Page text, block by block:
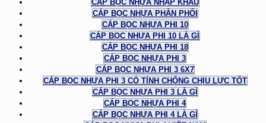
CÁP BỌC NHỰA NHẬP KHẨU
CÁP BỌC NHỰA PHÂN PHỐI
CÁP BỌC NHỰA PHI 10
CÁP BỌC NHỰA PHI 10 LÀ GÌ
CÁP BỌC NHỰA PHI 18
CÁP BỌC NHỰA PHI 3
CÁP BỌC NHỰA PHI 3 6X7
CÁP BỌC NHỰA PHI 3 CÓ TÍNH CHỐNG CHỊU LỰC TỐT
CÁP BỌC NHỰA PHI 3 LÀ GÌ
CÁP BỌC NHỰA PHI 4
CÁP BỌC NHỰA PHI 4 LÀ GÌ